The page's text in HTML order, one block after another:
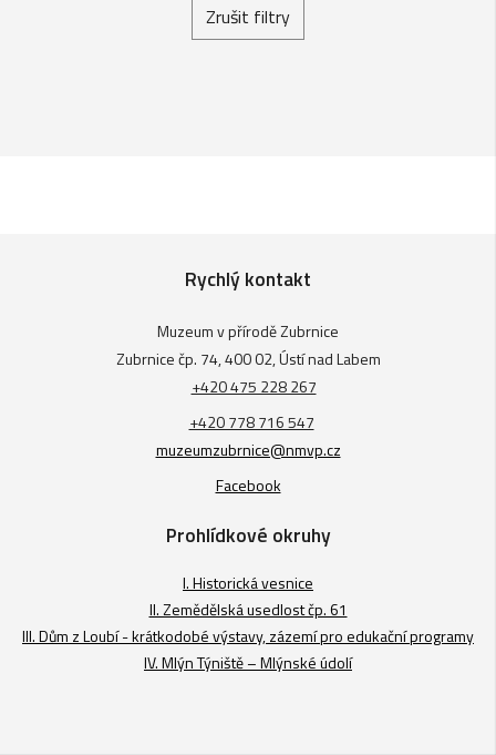
Zrušit filtry
Rychlý kontakt
Muzeum v přírodě Zubrnice
Zubrnice čp. 74, 400 02, Ústí nad Labem
+420 475 228 267
+420 778 716 547
muzeumzubrnice@nmvp.cz
Facebook
Prohlídkové okruhy
I. Historická vesnice
II. Zemědělská usedlost čp. 61
III. Dům z Loubí - krátkodobé výstavy, zázemí pro edukační programy
IV. Mlýn Týniště – Mlýnské údolí